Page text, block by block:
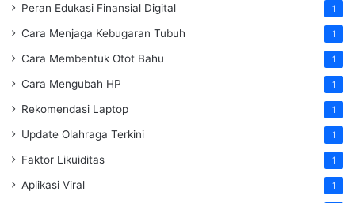
Peran Edukasi Finansial Digital 1
Cara Menjaga Kebugaran Tubuh 1
Cara Membentuk Otot Bahu 1
Cara Mengubah HP 1
Rekomendasi Laptop 1
Update Olahraga Terkini 1
Faktor Likuiditas 1
Aplikasi Viral 1